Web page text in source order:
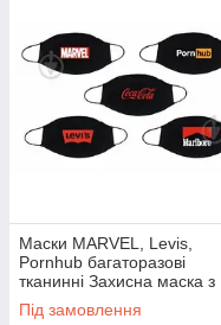
Маски MARVEL, Levis,
Pornhub багаторазові
тканинні Захисна маска з
логотипом Марвел, Лівайс,
Порнхаб трикотаж
Під замовлення